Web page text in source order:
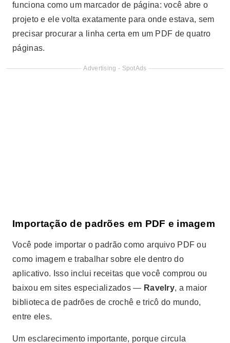
funciona como um marcador de página: você abre o
projeto e ele volta exatamente para onde estava, sem
precisar procurar a linha certa em um PDF de quatro
páginas.
Advertising - SpotAds
Importação de padrões em PDF e imagem
Você pode importar o padrão como arquivo PDF ou
como imagem e trabalhar sobre ele dentro do
aplicativo. Isso inclui receitas que você comprou ou
baixou em sites especializados — Ravelry, a maior
biblioteca de padrões de crochê e tricô do mundo,
entre eles.
Um esclarecimento importante, porque circula